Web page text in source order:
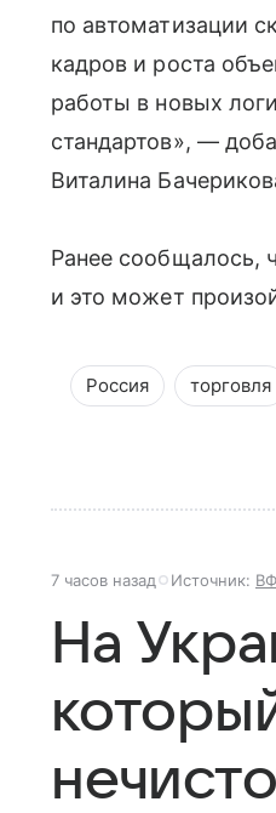
по автоматизации
кадров и роста
работы в новых
стандартов», —
Виталина
Ранее сообщалось,
и это может
Россия торговля
7 часов назад Источник:
На